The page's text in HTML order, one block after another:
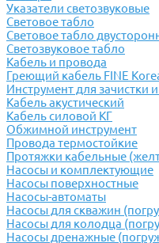
Указатели светозвуковые
Световое табло
Световое табло
Светозвуковое табло
Кабель и провода
Греющий кабель FINE
Инструмент для зачистки
Кабель акустический
Кабель силовой КГ
Обжимной инструмент
Провода термостойкие
Протяжки кабельные
Насосы и комплектующие
Насосы поверхностные
Насосы-автоматы
Насосы для скважин
Насосы для колодца
Насосы дренажные